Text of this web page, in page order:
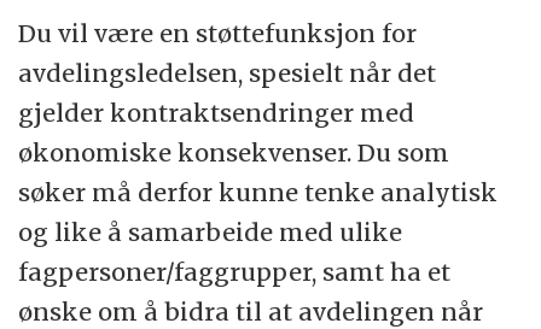
vi trenger for å gjøre kloke og framsynte
prioriteringer. Våre studenter og ansatte
skal ha mulighet til å utvikle sine evner og
potensial. Tuftet på vitenskapelig integritet
skal vi være modige, engasjerte og rause -
tett på fag, folk og samtidsutviklingen.
Les mer omUiTs strategi mot 2030
Du vil være en støttefunksjon for
avdelingsledelsen, spesielt når det
gjelder kontraktsendringer med
økonomiske konsekvenser. Du som
søker må derfor kunne tenke analytisk
og like å samarbeide med ulike
fagpersoner/faggrupper, samt ha et
ønske om å bidra til at avdelingen når